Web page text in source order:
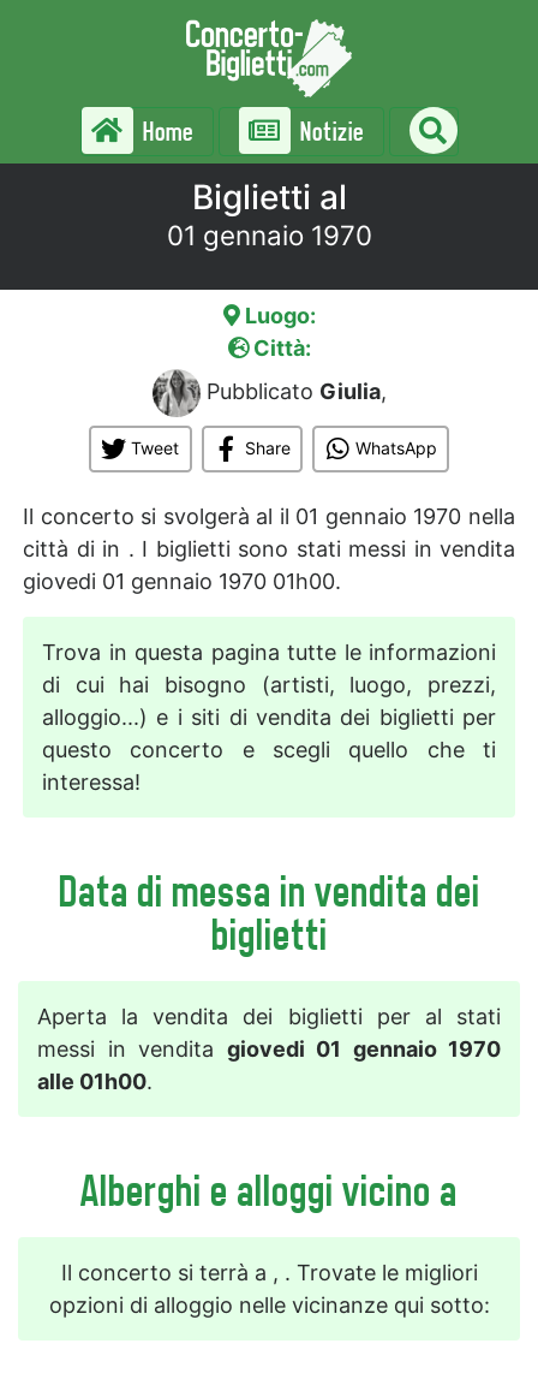
Home Notizie
Biglietti al
01 gennaio 1970
Luogo:
Città:
Pubblicato Giulia,
Tweet Share WhatsApp
Il concerto si svolgerà al il 01 gennaio 1970 nella
città di in . I biglietti sono stati messi in vendita
giovedi 01 gennaio 1970 01h00.
Trova in questa pagina tutte le informazioni
di cui hai bisogno (artisti, luogo, prezzi,
alloggio...) e i siti di vendita dei biglietti per
questo concerto e scegli quello che ti
interessa!
Data di messa in vendita dei
biglietti
Aperta la vendita dei biglietti per al stati
messi in vendita giovedi 01 gennaio 1970
alle 01h00.
Alberghi e alloggi vicino a
Il concerto si terrà a , . Trovate le migliori
opzioni di alloggio nelle vicinanze qui sotto: